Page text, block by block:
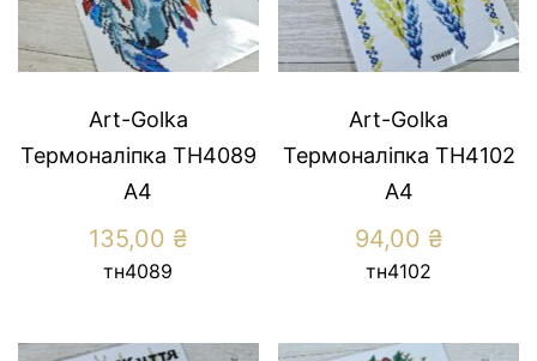
Art-Golka
Термоналіпка ТН4089
А4
135,00 ₴
тн4089
Art-Golka
Термоналіпка ТН4102
А4
94,00 ₴
тн4102